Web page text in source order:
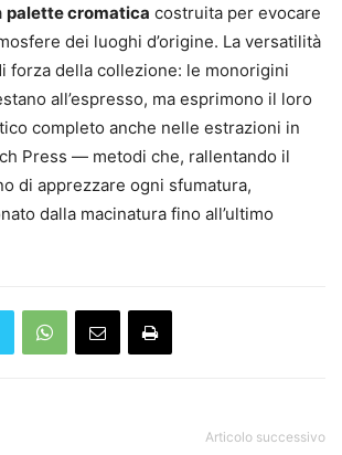
palette cromatica costruita per evocare
dei luoghi d’origine. La versatilità
forza della collezione: le monorigini
all’espresso, ma esprimono il loro
completo anche nelle estrazioni in
Press — metodi che, rallentando il
di apprezzare ogni sfumatura,
dalla macinatura fino all’ultimo
Articolo successivo